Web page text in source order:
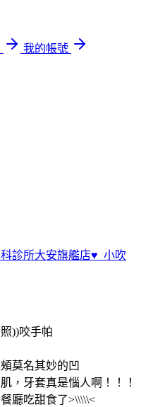
我的帳號
診所大安旗艦店♥_小吹
))咬手帕
莫名其妙的凹
，牙套真是惱人啊！！！
廳吃甜食了>\\\\\<